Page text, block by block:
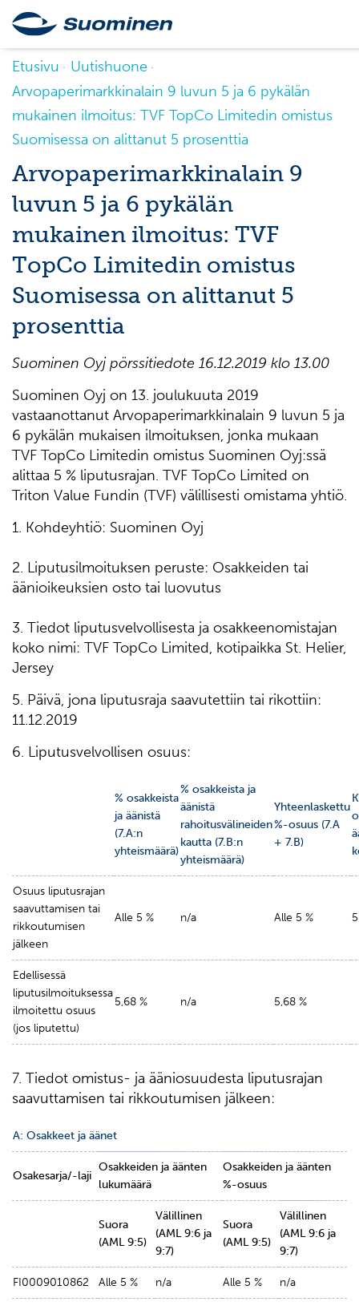
Etusivu
Uutishuone
Arvopaperimarkkinalain 9 luvun 5 ja 6 pykälän
mukainen ilmoitus: TVF TopCo Limitedin omistus
Suomisessa on alittanut 5 prosenttia
Arvopaperimarkkinalain 9
luvun 5 ja 6 pykälän
mukainen ilmoitus: TVF
TopCo Limitedin omistus
Suomisessa on alittanut 5
prosenttia
Suominen Oyj pörssitiedote 16.12.2019 klo 13.00
Suominen Oyj on 13. joulukuuta 2019
vastaanottanut Arvopaperimarkkinalain 9 luvun 5 ja
6 pykälän mukaisen ilmoituksen, jonka mukaan
TVF TopCo Limitedin omistus Suominen Oyj:ssä
alittaa 5 % liputusrajan. TVF TopCo Limited on
Triton Value Fundin (TVF) välillisesti omistama yhtiö.
1. Kohdeyhtiö: Suominen Oyj
2. Liputusilmoituksen peruste: Osakkeiden tai
äänioikeuksien osto tai luovutus
3. Tiedot liputusvelvollisesta ja osakkeenomistajan
koko nimi: TVF TopCo Limited, kotipaikka St. Helier,
Jersey
5. Päivä, jona liputusraja saavutettiin tai rikottiin:
11.12.2019
6. Liputusvelvollisen osuus:
% osakkeista
ja äänistä
(7.A:n
yhteismäärä)
% osakkeista ja
äänistä
rahoitusvälineiden
kautta (7.B:n
yhteismäärä)
Yhteenlaskettu
%-osuus (7.A
+ 7.B)
Osuus liputusrajan
saavuttamisen tai
rikkoutumisen
jälkeen
Alle 5 % n/a Alle 5 %
Edellisessä
liputusilmoituksessa
ilmoitettu osuus
(jos liputettu)
5,68 % n/a 5,68 %
7. Tiedot omistus- ja ääniosuudesta liputusrajan
saavuttamisen tai rikkoutumisen jälkeen:
A: Osakkeet ja äänet
Osakesarja/-laji
Osakkeiden ja äänten
lukumäärä
Osakkeiden ja äänten
%-osuus
Suora
(AML 9:5)
Välillinen
(AML 9:6 ja
9:7)
Suora
(AML 9:5)
Välillinen
(AML 9:6 ja
9:7)
FI0009010862 Alle 5 % n/a Alle 5 % n/a